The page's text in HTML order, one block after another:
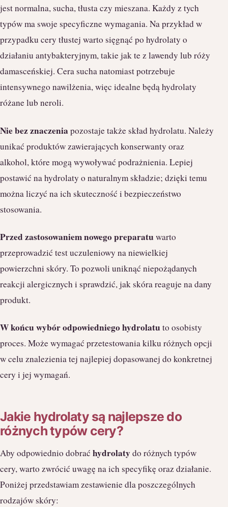
jest normalna, sucha, tłusta czy mieszana. Każdy z tych
typów ma swoje specyficzne wymagania. Na przykład w
przypadku cery tłustej warto sięgnąć po hydrolaty o
działaniu antybakteryjnym, takie jak te z lawendy lub róży
damasceńskiej. Cera sucha natomiast potrzebuje
intensywnego nawilżenia, więc idealne będą hydrolaty
różane lub neroli.
Nie bez znaczenia pozostaje także skład hydrolatu. Należy
unikać produktów zawierających konserwanty oraz
alkohol, które mogą wywoływać podrażnienia. Lepiej
postawić na hydrolaty o naturalnym składzie; dzięki temu
można liczyć na ich skuteczność i bezpieczeństwo
stosowania.
Przed zastosowaniem nowego preparatuwarto
przeprowadzić test uczuleniowy na niewielkiej
powierzchni skóry. To pozwoli uniknąć niepożądanych
reakcji alergicznych i sprawdzić, jak skóra reaguje na dany
produkt.
W końcu wybór odpowiedniego hydrolatuto osobisty
proces. Może wymagać przetestowania kilku różnych opcji
w celu znalezienia tej najlepiej dopasowanej do konkretnej
cery i jej wymagań.
Jakie hydrolaty są najlepsze do
różnych typów cery?
Aby odpowiednio dobrać hydrolatydo różnych typów
cery, warto zwrócić uwagę na ich specyfikę oraz działanie.
Poniżej przedstawiam zestawienie dla poszczególnych
rodzajów skóry: